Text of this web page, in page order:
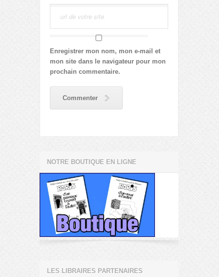
Enregistrer mon nom, mon e-mail et
mon site dans le navigateur pour mon
prochain commentaire.
Commenter
NOTRE BOUTIQUE EN LIGNE
LES LIBRAIRES PARTENAIRES